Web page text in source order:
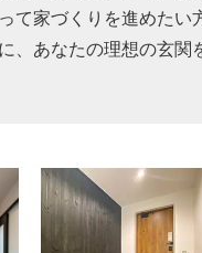
て家づくりを進めたい
あなたの理想の玄関